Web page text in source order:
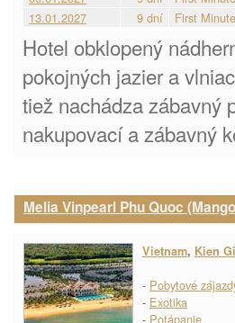
13.01.2027
9 dní First Minute
Hotel obklopený
pokojných jazier a
tiež nachádza zábavný
nakupovací a zábavný
Melia Vinpearl Phu Quoc
Vietnam, Kien
- Pobytové
- Exotika
- Potápanie